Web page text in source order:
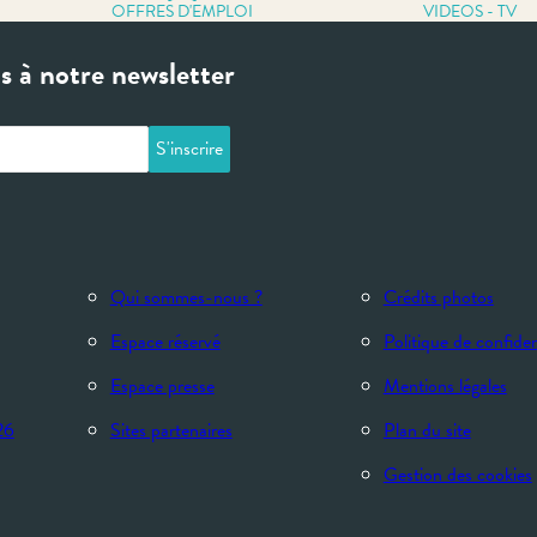
OFFRES D'EMPLOI VIDEOS - TV
à notre newsletter
Qui sommes-nous ?
Espace réservé
Espace presse
Sites partenaires
Crédits photos
Politique de
Mentions légales
Plan du site
Gestion des cookies